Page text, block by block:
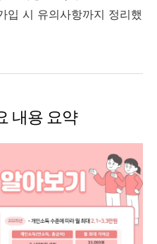
입 시 유의사항까지 정리했
내용 요약